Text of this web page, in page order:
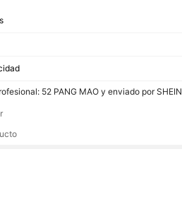
52 PANG MAO y enviado por SHEIN